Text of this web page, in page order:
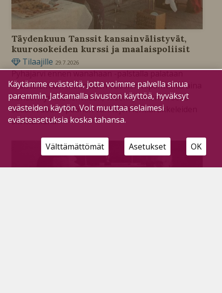
Täydenkuun Tanssit kansainvälistyvät,
kuurosokeiden kurssi ja maalaispoliisit
Tilaajille 29.7.2026
Pyhäjärvi ennen wanahaan -palstalla palataan
muistelemaan menneiden vuosien tapahtumia aina
kahdenkymmenenviiden, viidenkymmenen sekä
sadan vuoden päähän vanhojen lehtiartikkeleiden
siivittämänä.
Käytämme evästeitä, jotta voimme palvella sinua
paremmin. Jatkamalla sivuston käyttöä, hyväksyt
evästeiden käytön. Voit muuttaa selaimesi
evästeasetuksia koska tahansa.
Välttämättömät Asetukset OK